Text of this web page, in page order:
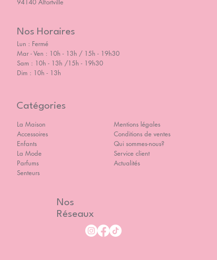
94140 Alfortville
Nos Horaires
Lun : Fermé
Mar - Ven : 10h - 13h / 15h - 19h30
Sam : 10h - 13h /15h - 19h30
Dim : 10h - 13h
Catégories
La Maison
Accessoires
Enfants
La Mode
Parfums
Senteurs
Mentions légales
Conditions de ventes
Qui sommes-nous?
Service client
Actualités
Nos
Réseaux